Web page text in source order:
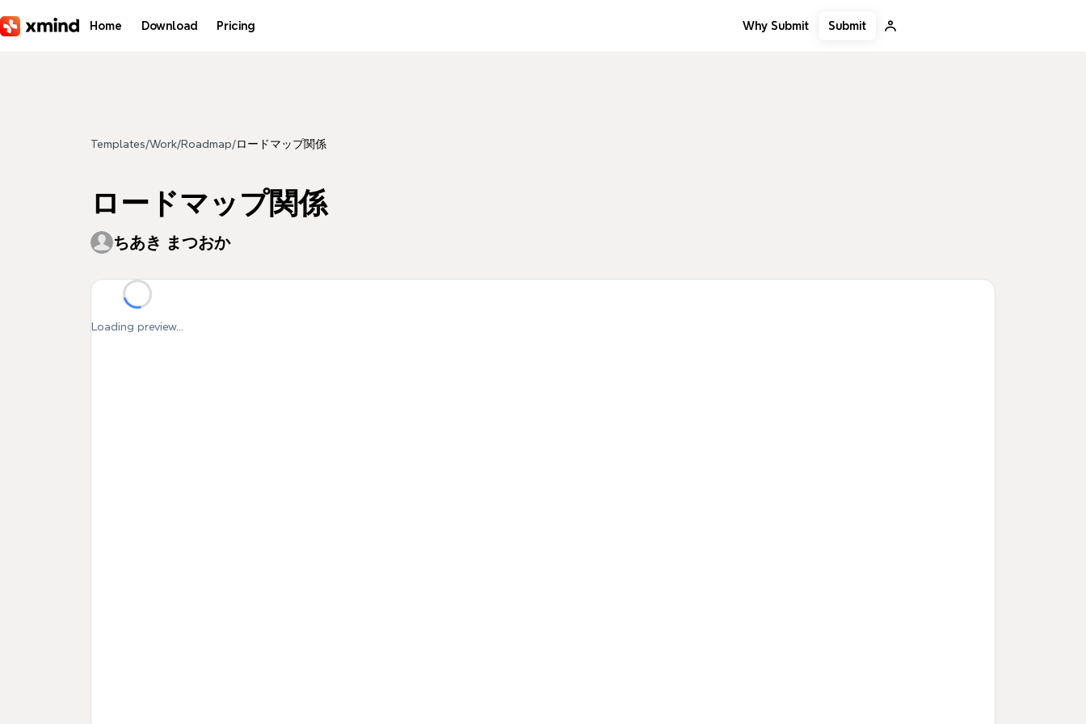
Home Download Pricing Why Submit Submit
Templates/Work/Roadmap/ロードマップ関係
ロードマップ関係
ちあき まつおか
Loading preview...